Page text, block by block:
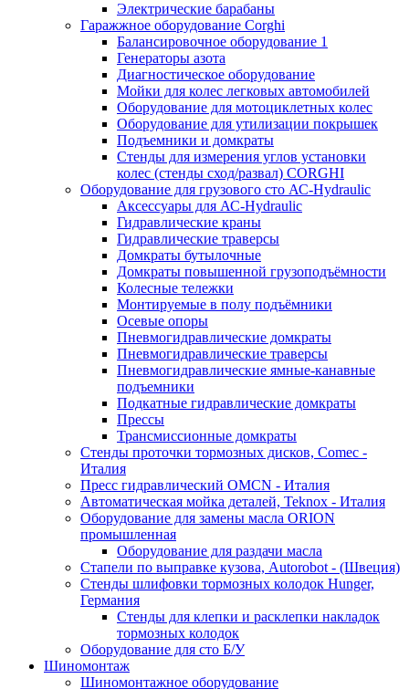
Электрические барабаны
Гаражжное оборудование Corghi
Балансировочное оборудование 1
Генераторы азота
Диагностическое оборудование
Мойки для колес легковых автомобилей
Оборудование для мотоциклетных колес
Оборудование для утилизации покрышек
Подъемники и домкраты
Стенды для измерения углов установки
колес (стенды сход/развал) CORGHI
Оборудование для грузового сто АС-Hydraulic
Аксессуары для АС-Hydraulic
Гидравлические краны
Гидравлические траверсы
Домкраты бутылочные
Домкраты повышенной грузоподъёмности
Колесные тележки
Монтируемые в полу подъёмники
Осевые опоры
Пневмогидравлические домкраты
Пневмогидравлические траверсы
Пневмогидравлические ямные-канавные
подъемники
Подкатные гидравлические домкраты
Прессы
Трансмиссионные домкраты
Стенды проточки тормозных дисков, Comec -
Италия
Пресс гидравлический OMCN - Италия
Автоматическая мойка деталей, Teknox - Италия
Оборудование для замены масла ORION
промышленная
Оборудование для раздачи масла
Стапели по выправке кузова, Autorobot - (Швеция)
Стенды шлифовки тормозных колодок Hunger,
Германия
Стенды для клепки и расклепки накладок
тормозных колодок
Оборудование для сто Б/У
Шиномонтаж
Шиномонтажное оборудование